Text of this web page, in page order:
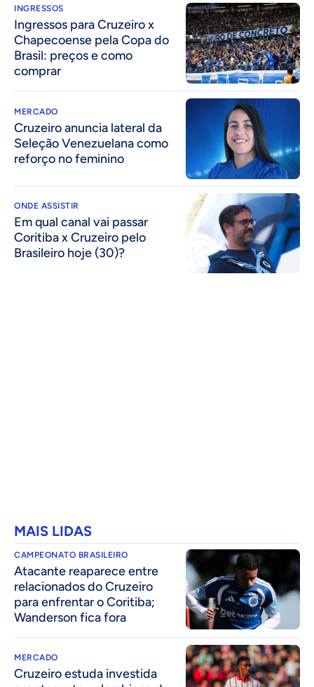
INGRESSOS
Ingressos para Cruzeiro x
Chapecoense pela Copa do
Brasil: preços e como
comprar
MERCADO
Cruzeiro anuncia lateral da
Seleção Venezuelana como
reforço no feminino
ONDE ASSISTIR
Em qual canal vai passar
Coritiba x Cruzeiro pelo
Brasileiro hoje (30)?
MAIS LIDAS
CAMPEONATO BRASILEIRO
Atacante reaparece entre
relacionados do Cruzeiro
para enfrentar o Coritiba;
Wanderson fica fora
MERCADO
Cruzeiro estuda investida